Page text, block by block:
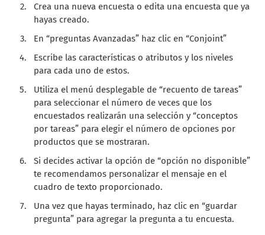
Crea una nueva encuesta o edita una encuesta que ya
hayas creado.
En “preguntas Avanzadas” haz clic en “Conjoint”
Escribe las características o atributos y los niveles
para cada uno de estos.
Utiliza el menú desplegable de “recuento de tareas”
para seleccionar el número de veces que los
encuestados realizarán una selección y “conceptos
por tareas” para elegir el número de opciones por
productos que se mostraran.
Si decides activar la opción de “opción no disponible”
te recomendamos personalizar el mensaje en el
cuadro de texto proporcionado.
Una vez que hayas terminado, haz clic en “guardar
pregunta” para agregar la pregunta a tu encuesta.